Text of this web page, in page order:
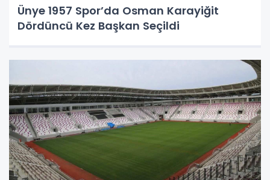
Ünye 1957 Spor’da Osman Karayiğit
Dördüncü Kez Başkan Seçildi